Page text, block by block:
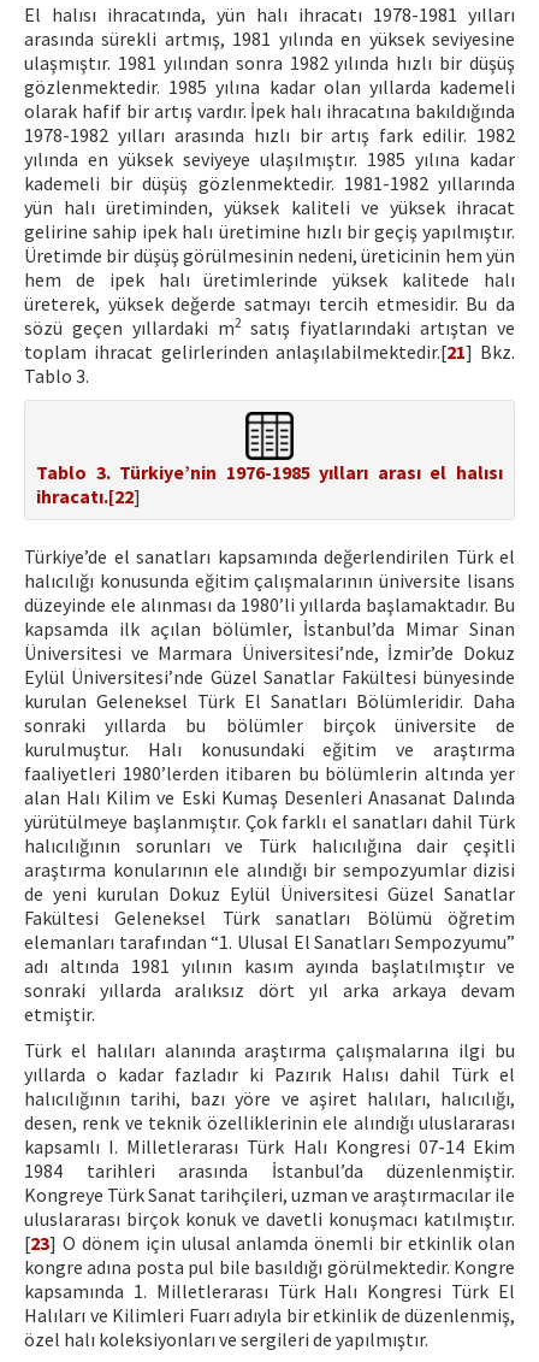
El halısı ihracatında, yün halı ihracatı 1978-1981 yılları
arasında sürekli artmış, 1981 yılında en yüksek seviyesine
ulaşmıştır. 1981 yılından sonra 1982 yılında hızlı bir düşüş
gözlenmektedir. 1985 yılına kadar olan yıllarda kademeli
olarak hafif bir artış vardır. İpek halı ihracatına bakıldığında
1978-1982 yılları arasında hızlı bir artış fark edilir. 1982
yılında en yüksek seviyeye ulaşılmıştır. 1985 yılına kadar
kademeli bir düşüş gözlenmektedir. 1981-1982 yıllarında
yün halı üretiminden, yüksek kaliteli ve yüksek ihracat
gelirine sahip ipek halı üretimine hızlı bir geçiş yapılmıştır.
Üretimde bir düşüş görülmesinin nedeni, üreticinin hem yün
hem de ipek halı üretimlerinde yüksek kalitede halı
üreterek, yüksek değerde satmayı tercih etmesidir. Bu da
sözü geçen yıllardaki m2satış fiyatlarındaki artıştan ve
toplam ihracat gelirlerinden anlaşılabilmektedir.[21] Bkz.
Tablo 3.
Tablo 3. Türkiye’nin 1976-1985 yılları arası el halısı
ihracatı.[22]
Türkiye’de el sanatları kapsamında değerlendirilen Türk el
halıcılığı konusunda eğitim çalışmalarının üniversite lisans
düzeyinde ele alınması da 1980’li yıllarda başlamaktadır. Bu
kapsamda ilk açılan bölümler, İstanbul’da Mimar Sinan
Üniversitesi ve Marmara Üniversitesi’nde, İzmir’de Dokuz
Eylül Üniversitesi’nde Güzel Sanatlar Fakültesi bünyesinde
kurulan Geleneksel Türk El Sanatları Bölümleridir. Daha
sonraki yıllarda bu bölümler birçok üniversite de
kurulmuştur. Halı konusundaki eğitim ve araştırma
faaliyetleri 1980’lerden itibaren bu bölümlerin altında yer
alan Halı Kilim ve Eski Kumaş Desenleri Anasanat Dalında
yürütülmeye başlanmıştır. Çok farklı el sanatları dahil Türk
halıcılığının sorunları ve Türk halıcılığına dair çeşitli
araştırma konularının ele alındığı bir sempozyumlar dizisi
de yeni kurulan Dokuz Eylül Üniversitesi Güzel Sanatlar
Fakültesi Geleneksel Türk sanatları Bölümü öğretim
elemanları tarafından “1. Ulusal El Sanatları Sempozyumu”
adı altında 1981 yılının kasım ayında başlatılmıştır ve
sonraki yıllarda aralıksız dört yıl arka arkaya devam
etmiştir.
Türk el halıları alanında araştırma çalışmalarına ilgi bu
yıllarda o kadar fazladır ki Pazırık Halısı dahil Türk el
halıcılığının tarihi, bazı yöre ve aşiret halıları, halıcılığı,
desen, renk ve teknik özelliklerinin ele alındığı uluslararası
kapsamlı I. Milletlerarası Türk Halı Kongresi 07-14 Ekim
1984 tarihleri arasında İstanbul’da düzenlenmiştir.
Kongreye Türk Sanat tarihçileri, uzman ve araştırmacılar ile
uluslararası birçok konuk ve davetli konuşmacı katılmıştır.
[23] O dönem için ulusal anlamda önemli bir etkinlik olan
kongre adına posta pul bile basıldığı görülmektedir. Kongre
kapsamında 1. Milletlerarası Türk Halı Kongresi Türk El
Halıları ve Kilimleri Fuarı adıyla bir etkinlik de düzenlenmiş,
özel halı koleksiyonları ve sergileri de yapılmıştır.